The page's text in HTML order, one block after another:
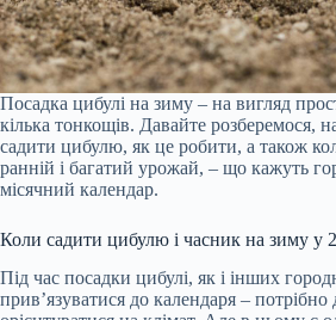
Посадка цибулі на зиму – на вигляд
кілька тонкощів. Давайте розберемося,
садити цибулю, як це робити, а також
ранній і багатий урожай, – що кажуть
місячний календар.
Коли садити цибулю і часник на зиму у
Під час посадки цибулі, як і інших
прив’язуватися до календаря –